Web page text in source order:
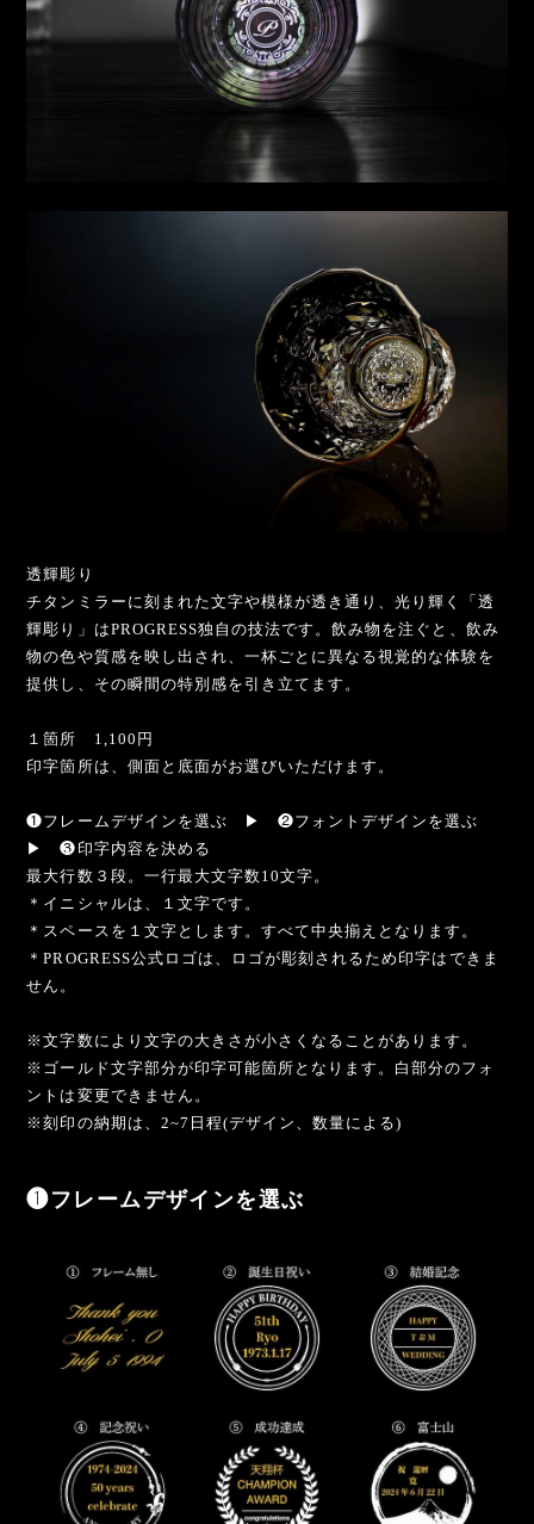
透輝彫り
チタンミラーに刻まれた文字や模様が透き通り、光り輝く「透
輝彫り」はPROGRESS独自の技法です。飲み物を注ぐと、飲み
物の色や質感を映し出され、一杯ごとに異なる視覚的な体験を
提供し、その瞬間の特別感を引き立てます。
１箇所 1,100円
印字箇所は、側面と底面がお選びいただけます。
❶フレームデザインを選ぶ ▶︎ ❷フォントデザインを選ぶ
▶︎ ❸印字内容を決める
最大行数３段。一行最大文字数10文字。
＊イニシャルは、１文字です。
＊スペースを１文字とします。すべて中央揃えとなります。
＊PROGRESS公式ロゴは、ロゴが彫刻されるため印字はできま
せん。
※文字数により文字の大きさが小さくなることがあります。
※ゴールド文字部分が印字可能箇所となります。白部分のフォ
ントは変更できません。
※刻印の納期は、2~7日程(デザイン、数量による)
❶フレームデザインを選ぶ